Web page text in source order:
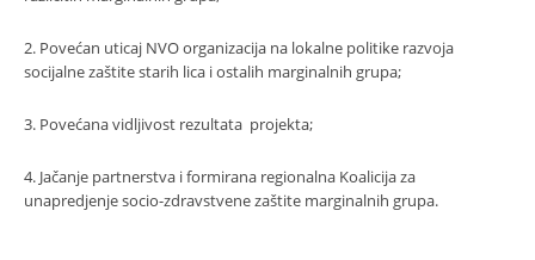
2. Povećan uticaj NVO organizacija na lokalne politike razvoja
socijalne zaštite starih lica i ostalih marginalnih grupa;
3. Povećana vidljivost rezultata projekta;
4. Jačanje partnerstva i formirana regionalna Koalicija za
unapredjenje socio-zdravstvene zaštite marginalnih grupa.